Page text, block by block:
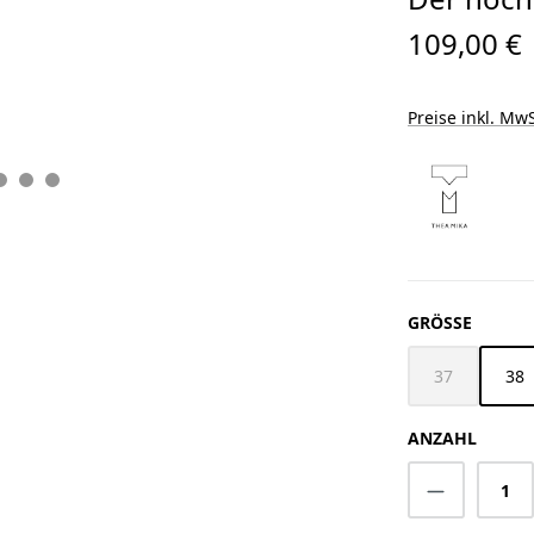
109,00 €
Preise inkl.
GRÖSSE
37
(Diese
38
ANZAHL